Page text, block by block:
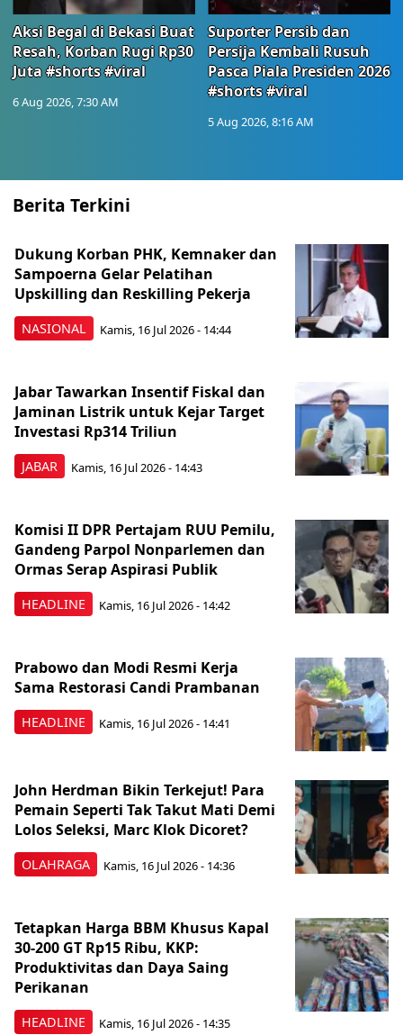
Aksi Begal di Bekasi Buat
Resah, Korban Rugi Rp30
Juta #shorts #viral
6 Aug 2026, 7:30 AM
Suporter Persib dan
Persija Kembali Rusuh
Pasca Piala Presiden 2026
#shorts #viral
5 Aug 2026, 8:16 AM
Berita Terkini
NASIONAL
Dukung Korban PHK, Kemnaker dan
Sampoerna Gelar Pelatihan
Upskilling dan Reskilling Pekerja
Kamis, 16 Jul 2026 - 14:44
JABAR
Jabar Tawarkan Insentif Fiskal dan
Jaminan Listrik untuk Kejar Target
Investasi Rp314 Triliun
Kamis, 16 Jul 2026 - 14:43
HEADLINE
Komisi II DPR Pertajam RUU Pemilu,
Gandeng Parpol Nonparlemen dan
Ormas Serap Aspirasi Publik
Kamis, 16 Jul 2026 - 14:42
HEADLINE
Prabowo dan Modi Resmi Kerja
Sama Restorasi Candi Prambanan
Kamis, 16 Jul 2026 - 14:41
OLAHRAGA
John Herdman Bikin Terkejut! Para
Pemain Seperti Tak Takut Mati Demi
Lolos Seleksi, Marc Klok Dicoret?
Kamis, 16 Jul 2026 - 14:36
HEADLINE
Tetapkan Harga BBM Khusus Kapal
30-200 GT Rp15 Ribu, KKP:
Produktivitas dan Daya Saing
Perikanan
Kamis, 16 Jul 2026 - 14:35